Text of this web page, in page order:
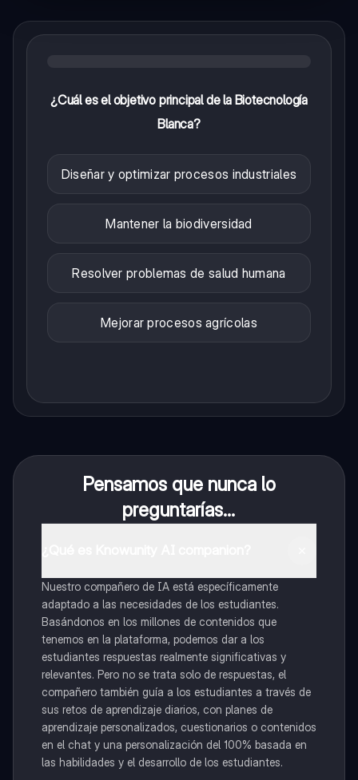
¿Cuál es el objetivo principal de la Biotecnología
Blanca?
Diseñar y optimizar procesos industriales
Mantener la biodiversidad
Resolver problemas de salud humana
Mejorar procesos agrícolas
Pensamos que nunca lo
preguntarías...
Nuestro compañero de IA está específicamente
adaptado a las necesidades de los estudiantes.
Basándonos en los millones de contenidos que
tenemos en la plataforma, podemos dar a los
estudiantes respuestas realmente significativas y
relevantes. Pero no se trata solo de respuestas, el
compañero también guía a los estudiantes a través de
sus retos de aprendizaje diarios, con planes de
aprendizaje personalizados, cuestionarios o contenidos
en el chat y una personalización del 100% basada en
las habilidades y el desarrollo de los estudiantes.